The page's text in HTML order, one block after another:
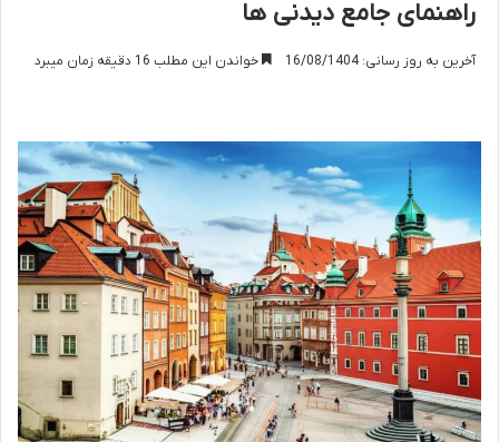
راهنمای جامع دیدنی ها
آخرین به روز رسانی: 16/08/1404 خواندن این مطلب 16 دقیقه زمان میبرد